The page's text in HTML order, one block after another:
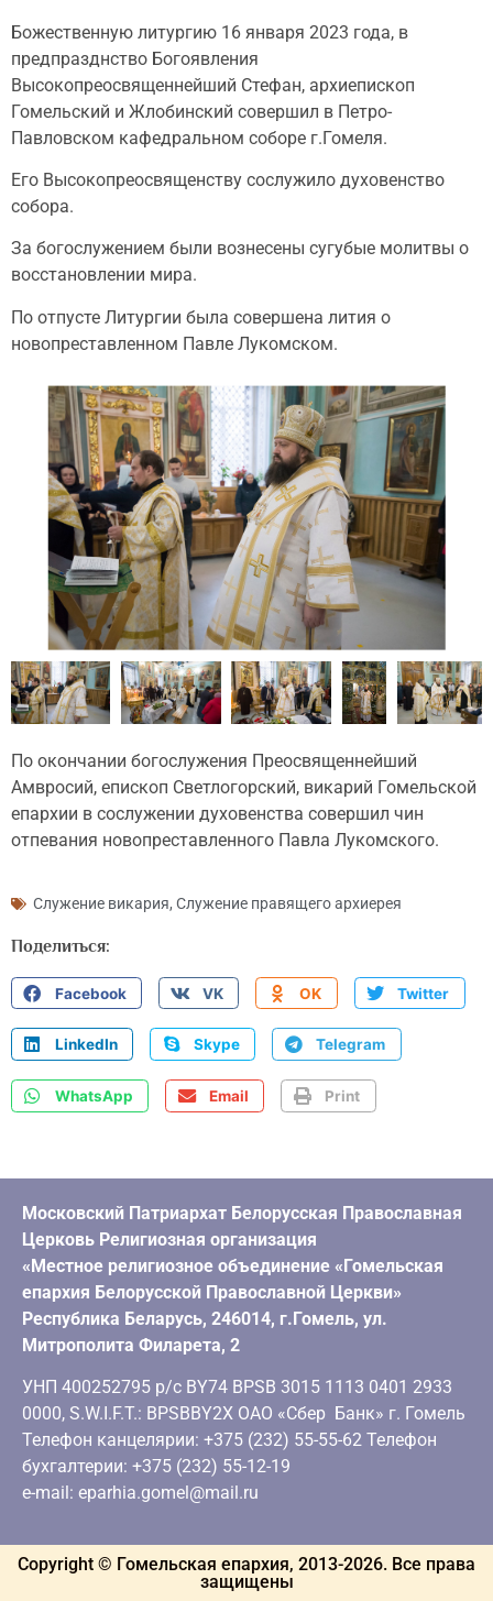
Божественную литургию 16 января 2023 года, в
предпразднство Богоявления
Высокопреосвященнейший Стефан, архиепископ
Гомельский и Жлобинский совершил в Петро-
Павловском кафедральном соборе г.Гомеля.
Его Высокопреосвященству сослужило духовенство
собора.
За богослужением были вознесены сугубые молитвы о
восстановлении мира.
По отпусте Литургии была совершена лития о
новопреставленном Павле Лукомском.
По окончании богослужения Преосвященнейший
Амвросий, епископ Светлогорский, викарий Гомельской
епархии в сослужении духовенства совершил чин
отпевания новопреставленного Павла Лукомского.
Служение викария, Служение правящего архиерея
Поделиться:
Facebook VK OK Twitter
LinkedIn Skype Telegram
WhatsApp Email Print
Московский Патриархат Белорусская Православная
Церковь Религиозная организация
«Местное религиозное объединение «Гомельская
епархия Белорусской Православной Церкви»
Республика Беларусь, 246014, г.Гомель, ул.
Митрополита Филарета, 2
УНП 400252795 р/с BY74 BPSB 3015 1113 0401 2933
0000, S.W.I.F.T.: BPSBBY2X ОАО «Сбер Банк» г. Гомель
Телефон канцелярии: +375 (232) 55-55-62 Телефон
бухгалтерии: +375 (232) 55-12-19
e-mail: eparhia.gomel@mail.ru
Copyright © Гомельская епархия, 2013-2026. Все права
защищены